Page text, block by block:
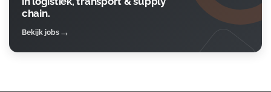
chain.
Bekijk jobs